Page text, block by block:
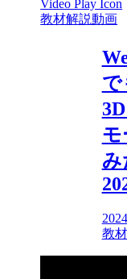
教材解説動画
で
モ
み
教